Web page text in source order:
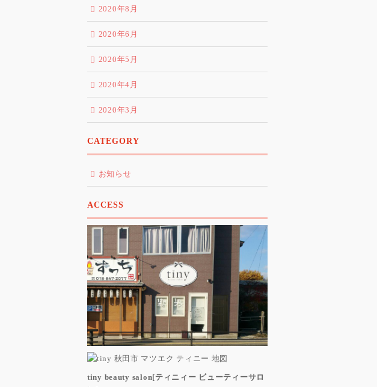
2020年8月
2020年6月
2020年5月
2020年4月
2020年3月
CATEGORY
お知らせ
ACCESS
tiny beauty salon[ティニィー ビューティーサロ